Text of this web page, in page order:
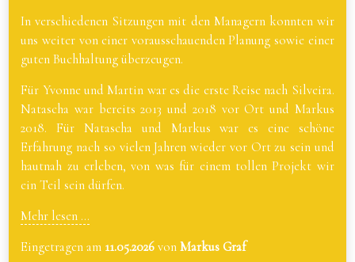
In verschiedenen Sitzungen mit den Managern konnten wir
uns weiter von einer vorausschauenden Planung sowie einer
guten Buchhaltung überzeugen.
Für Yvonne und Martin war es die erste Reise nach Silveira.
Natascha war bereits 2013 und 2018 vor Ort und Markus
2018. Für Natascha und Markus war es eine schöne
Erfahrung nach so vielen Jahren wieder vor Ort zu sein und
hautnah zu erleben, von was für einem tollen Projekt wir
ein Teil sein dürfen.
Mehr lesen ...
Eingetragen am 11.05.2026 vonMarkus Graf